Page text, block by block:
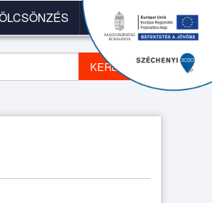
PÁLYÁZAT
KERESÉS